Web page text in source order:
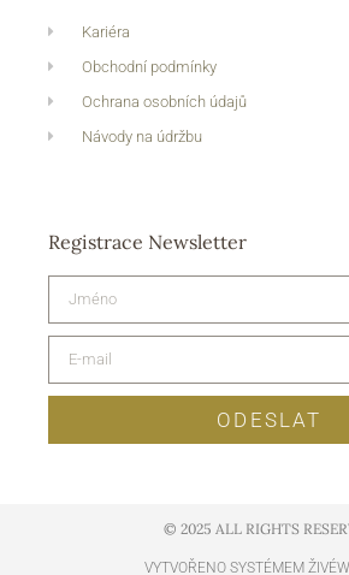
Kariéra
Obchodní podmínky
Ochrana osobních údajů
Návody na údržbu
Registrace Newsletter
ODESLAT
© 2025 ALL RIGHTS
VYTVOŘENO SYSTÉMEM